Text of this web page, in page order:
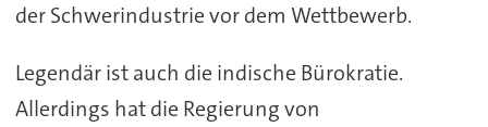
der Schwerindustrie vor dem Wettbewerb.
Legendär ist auch die indische Bürokratie.
Allerdings hat die Regierung von